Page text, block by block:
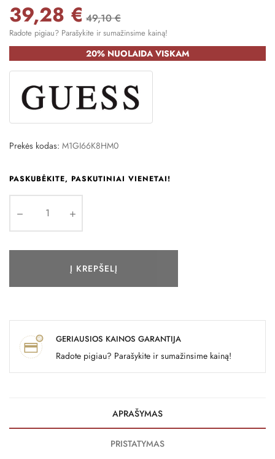
39,28 € 49,10 €
Radote pigiau? Parašykite ir sumažinsime kainą!
20% NUOLAIDA VISKAM
Prekės kodas: M1GI66K8HM0
PASKUBĖKITE, PASKUTINIAI VIENETAI!
Į KREPŠELĮ
GERIAUSIOS KAINOS GARANTIJA
Radote pigiau? Parašykite ir sumažinsime kainą!
APRAŠYMAS
PRISTATYMAS